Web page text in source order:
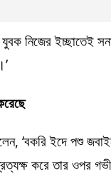
যুবক নিজের ইচ্ছাতেই
‘বকরি ইদে পশু
করে তার ওপর